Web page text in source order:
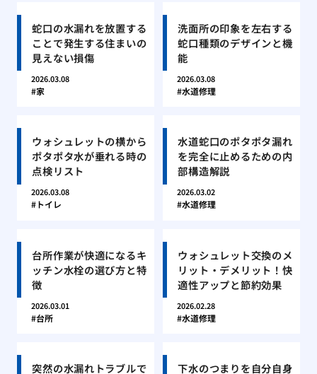
蛇口の水漏れを放置する
ことで発生する住まいの
見えない損傷
2026.03.08
家
洗面所の印象を左右する
蛇口種類のデザインと機
能
2026.03.08
水道修理
ウォシュレットの横から
ポタポタ水が垂れる時の
点検リスト
2026.03.08
トイレ
水道蛇口のポタポタ漏れ
を完全に止めるための内
部構造解説
2026.03.02
水道修理
台所作業が快適になるキ
ッチン水栓の選び方と特
徴
2026.03.01
台所
ウォシュレット交換のメ
リット・デメリット！快
適性アップと節約効果
2026.02.28
水道修理
突然の水漏れトラブルで
下水のつまりを自分自身